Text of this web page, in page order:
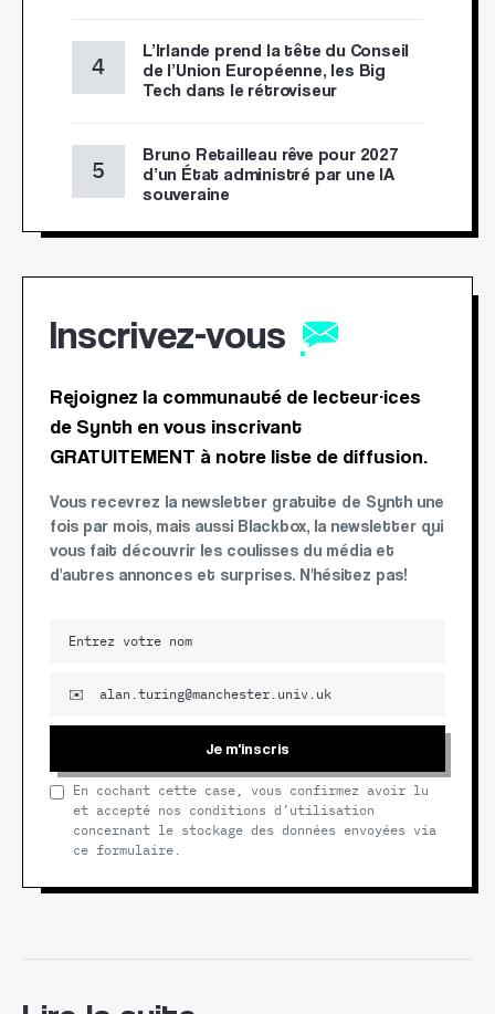
L’Irlande prend la tête du Conseil
de l’Union Européenne, les Big
Tech dans le rétroviseur
Bruno Retailleau rêve pour 2027
d’un État administré par une IA
souveraine
Inscrivez-vous
Rejoignez la communauté de lecteur·ices
de Synth en vous inscrivant
GRATUITEMENT à notre liste de diffusion.
Vous recevrez la newsletter gratuite de Synth une
fois par mois, mais aussi Blackbox, la newsletter qui
vous fait découvrir les coulisses du média et
d'autres annonces et surprises. N'hésitez pas!
Je m'inscris
En cochant cette case, vous confirmez avoir lu
et accepté nos conditions d’utilisation
concernant le stockage des données envoyées via
ce formulaire.